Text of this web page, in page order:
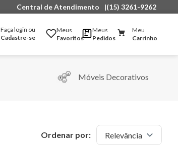
Central de Atendimento |(15) 3261-9262
Faça login ou
Cadastre-se
Meus
Favoritos
Meus
Pedidos
Meu
Carrinho
Móveis Decorativos
Ordenar por: Relevância